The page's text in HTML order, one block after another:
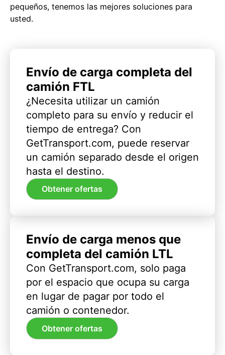
pequeños, tenemos las mejores soluciones para
usted.
Envío de carga completa del
camión FTL
¿Necesita utilizar un camión
completo para su envío y reducir el
tiempo de entrega? Con
GetTransport.com, puede reservar
un camión separado desde el origen
hasta el destino.
Obtener ofertas
Envío de carga menos que
completa del camión LTL
Con GetTransport.com, solo paga
por el espacio que ocupa su carga
en lugar de pagar por todo el
camión o contenedor.
Obtener ofertas